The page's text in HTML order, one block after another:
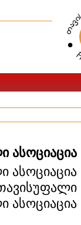
ასოციაცია
ასოციაცია